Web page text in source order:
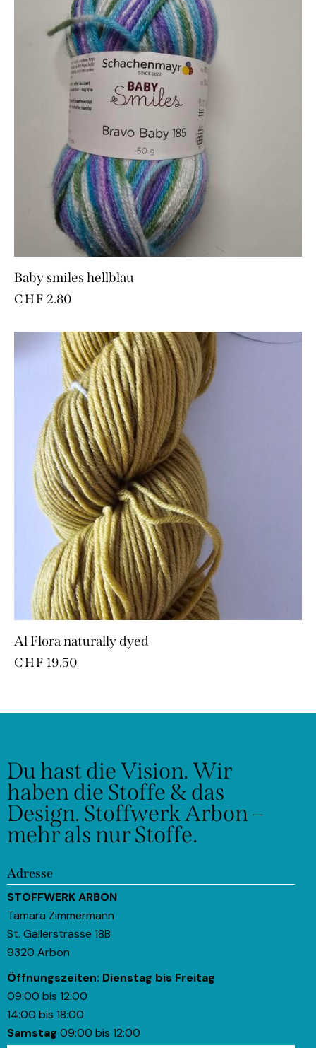
Baby smiles hellblau
CHF 2.80
Al Flora naturally dyed
CHF 19.50
Du hast die Vision.Wir
haben die Stoffe & das
Design. Stoffwerk Arbon –
mehr als nur Stoffe.
Adresse
STOFFWERK ARBON
Tamara Zimmermann
St. Gallerstrasse 18B
9320 Arbon
Öffnungszeiten: Dienstag bis Freitag
09:00 bis 12:00
14:00 bis 18:00
Samstag 09:00 bis 12:00